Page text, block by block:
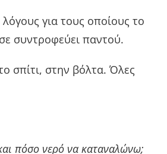
για τους οποίους το
συντροφεύει παντού.
σπίτι, στην βόλτα. Όλες
πόσο νερό να καταναλώνω;